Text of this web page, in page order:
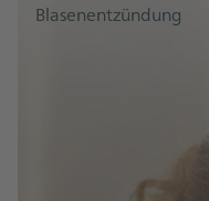
Blasenentzündung